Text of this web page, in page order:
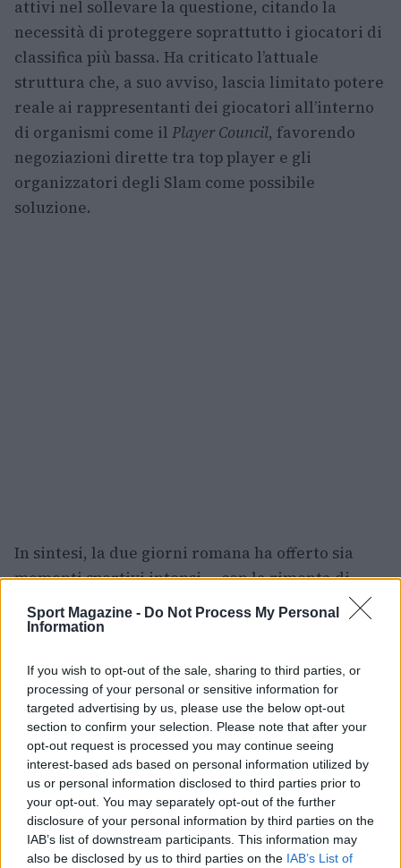
Sport Magazine - Do Not Process My Personal
Information
If you wish to opt-out of the sale, sharing to third parties, or
processing of your personal or sensitive information for
targeted advertising by us, please use the below opt-out
section to confirm your selection. Please note that after your
opt-out request is processed you may continue seeing
interest-based ads based on personal information utilized by
us or personal information disclosed to third parties prior to
your opt-out. You may separately opt-out of the further
disclosure of your personal information by third parties on the
IAB’s list of downstream participants. This information may
also be disclosed by us to third parties on the IAB’s List of
attivi nel sollevare la questione, citando la
necessità di proteggere soprattutto i giocatori di
classifica più bassa. Ha criticato l’attuale
struttura che, a suo avviso, lascia limitato potere
reale ai rappresentanti dei giocatori all’interno
di organismi come il Player Council, favorendo
negoziazioni dirette tra top player e gli
organizzatori degli Slam come possibile
soluzione.
In sintesi, la due giorni romana ha offerto sia
momenti sportivi intensi — con la rimonta di
Paolini che premia determinazione e gestione
delle emozioni — sia riflessioni più ampie sul
riaccende il dibattito sulla giustizia economica e
sul ruolo dei giocatori nella governance. Per
Paolini la vittoria al Foro Italico è un punto di
ripartenza; per il tennis resta aperta la sfida di
trovare un equilibrio più equo per l’intera base
del movimento.